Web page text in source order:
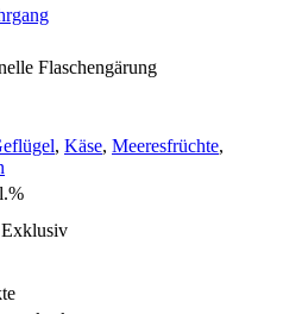
Flaschengärung
, Käse, Meeresfrüchte,